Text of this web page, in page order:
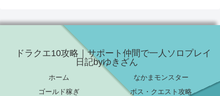
ドラクエ10攻略｜サポート仲間で一人ソロプレイ
日記byゆきざん
ホーム
なかまモンスター
ゴールド稼ぎ
ボス・クエスト攻略